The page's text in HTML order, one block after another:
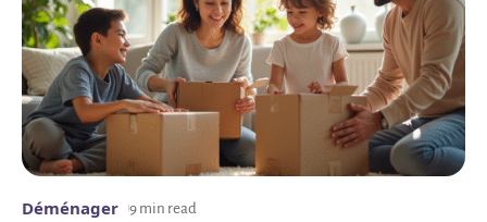
Déménager 9 min read